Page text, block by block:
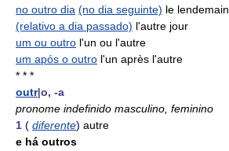
no outro dia (no dia seguinte) le lendemain
(relativo a dia passado) l'autre jour
um ou outro l'un ou l'autre
um após o outro l'un après l'autre
* * *
outr|o, -a
pronome indefinido masculino, feminino
1 ( diferente) autre
e há outros